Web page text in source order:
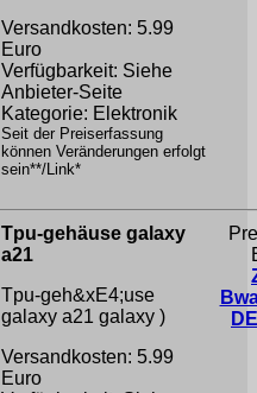
Versandkosten: 5.99
Euro
Verfügbarkeit: Siehe
Anbieter-Seite
Kategorie: Elektronik
Seit der Preiserfassung
können Veränderungen erfolgt
sein**/Link*
Tpu-gehäuse galaxy
a21
Tpu-geh&xE4;use
galaxy a21 galaxy )
Versandkosten: 5.99
Euro